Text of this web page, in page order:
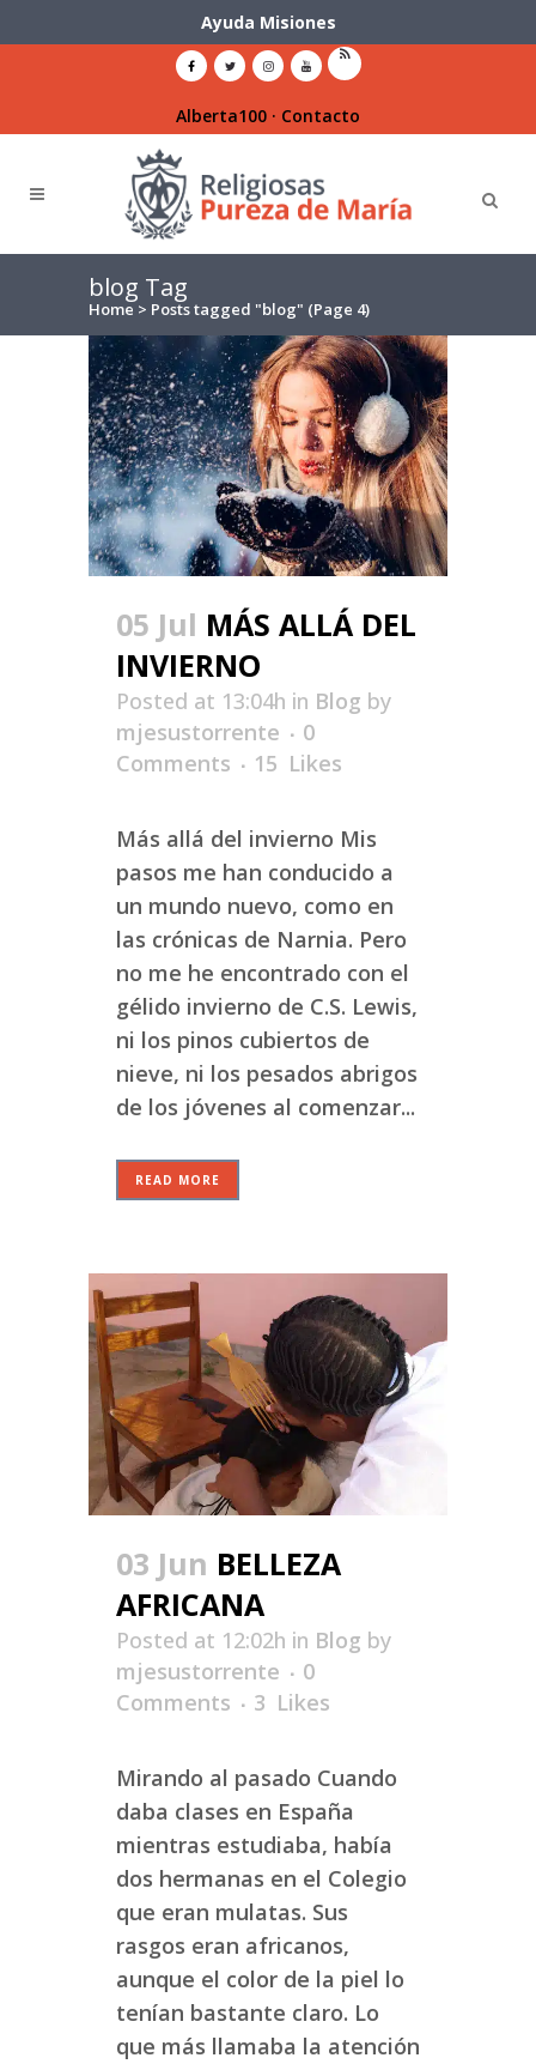
Ayuda Misiones
Alberta100 · Contacto
blog Tag
Home> Posts tagged "blog" (Page 4)
05 Jul MÁS ALLÁ DEL
INVIERNO
Posted at 13:04h in Blog by
mjesustorrente
0
Comments
15 Likes
Más allá del invierno Mis
pasos me han conducido a
un mundo nuevo, como en
las crónicas de Narnia. Pero
no me he encontrado con el
gélido invierno de C.S. Lewis,
ni los pinos cubiertos de
nieve, ni los pesados abrigos
de los jóvenes al comenzar...
READ MORE
03 Jun BELLEZA
AFRICANA
Posted at 12:02h in Blog by
mjesustorrente
0
Comments
3 Likes
Mirando al pasado Cuando
daba clases en España
mientras estudiaba, había
dos hermanas en el Colegio
que eran mulatas. Sus
rasgos eran africanos,
aunque el color de la piel lo
tenían bastante claro. Lo
que más llamaba la atención